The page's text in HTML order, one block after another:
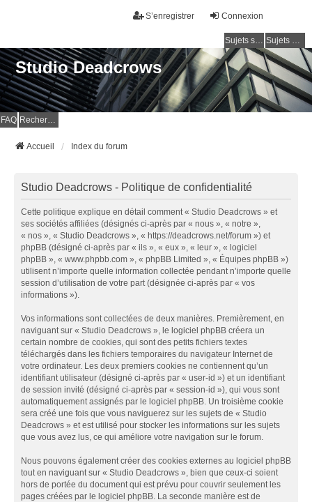
Connexion
S’enregistrer
Sujets sans réponse Sujets actifs
Studio Deadcrows
FAQ Rechercher
Accueil Index du forum
Studio Deadcrows - Politique de confidentialité
Cette politique explique en détail comment « Studio Deadcrows » et
ses sociétés affiliées (désignés ci-après par « nous », « notre »,
« nos », « Studio Deadcrows », « https://deadcrows.net/forum ») et
phpBB (désigné ci-après par « ils », « eux », « leur », « logiciel
phpBB », « www.phpbb.com », « phpBB Limited », « Équipes phpBB »)
utilisent n’importe quelle information collectée pendant n’importe quelle
session d’utilisation de votre part (désignée ci-après par « vos
informations »).
Vos informations sont collectées de deux manières. Premièrement, en
naviguant sur « Studio Deadcrows », le logiciel phpBB créera un
certain nombre de cookies, qui sont des petits fichiers textes
téléchargés dans les fichiers temporaires du navigateur Internet de
votre ordinateur. Les deux premiers cookies ne contiennent qu’un
identifiant utilisateur (désigné ci-après par « user-id ») et un identifiant
de session invité (désigné ci-après par « session-id »), qui vous sont
automatiquement assignés par le logiciel phpBB. Un troisième cookie
sera créé une fois que vous naviguerez sur les sujets de « Studio
Deadcrows » et est utilisé pour stocker les informations sur les sujets
que vous avez lus, ce qui améliore votre navigation sur le forum.
Nous pouvons également créer des cookies externes au logiciel phpBB
tout en naviguant sur « Studio Deadcrows », bien que ceux-ci soient
hors de portée du document qui est prévu pour couvrir seulement les
pages créées par le logiciel phpBB. La seconde manière est de